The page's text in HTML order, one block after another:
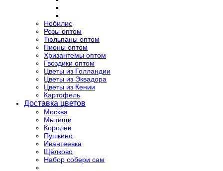
Нобилис
Розы оптом
Тюльпаны оптом
Пионы оптом
Хризантемы оптом
Гвоздики оптом
Цветы из Голландии
Цветы из Эквадора
Цветы из Кении
Картофель
Доставка цветов
Москва
Мытищи
Королёв
Пушкино
Ивантеевка
Щёлково
Набор собери сам